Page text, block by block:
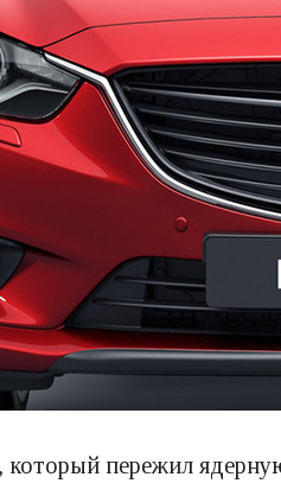
который пережил